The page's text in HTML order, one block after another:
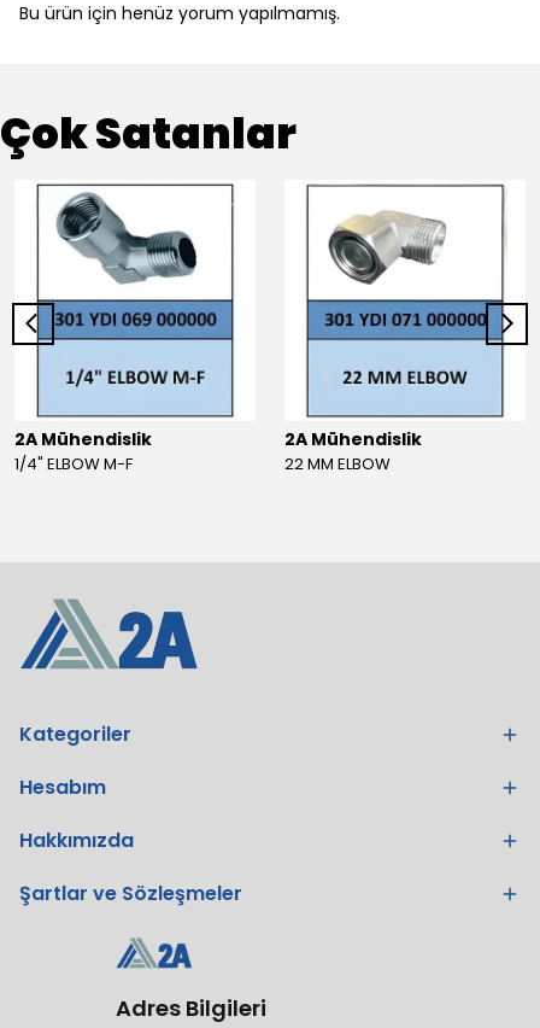
Bu ürün için henüz yorum yapılmamış.
Çok Satanlar
2A Mühendislik
1/4" ELBOW M-F
2A Mühendislik
22 MM ELBOW
Kategoriler
Hesabım
Hakkımızda
Şartlar ve Sözleşmeler
Adres Bilgileri